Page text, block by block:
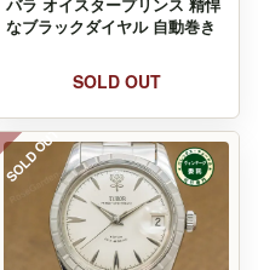
バラ オイスタープリンス 精悍
なブラックダイヤル 自動巻き
SOLD OUT
SOLD OUT